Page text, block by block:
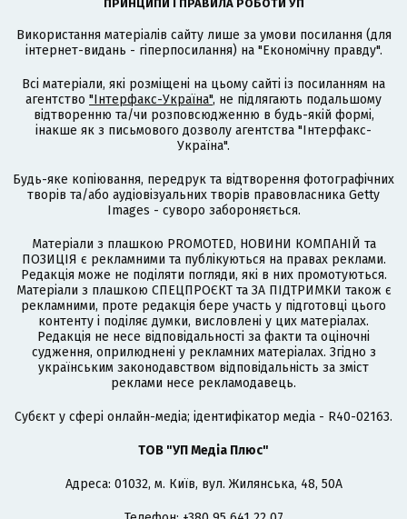
ПРИНЦИПИ І ПРАВИЛА РОБОТИ УП
Використання матеріалів сайту лише за умови посилання (для
інтернет-видань - гіперпосилання) на "Економічну правду".
Всі матеріали, які розміщені на цьому сайті із посиланням на
агентство "Інтерфакс-Україна", не підлягають подальшому
відтворенню та/чи розповсюдженню в будь-якій формі,
інакше як з письмового дозволу агентства "Інтерфакс-
Україна".
Будь-яке копіювання, передрук та відтворення фотографічних
творів та/або аудіовізуальних творів правовласника Getty
Images - суворо забороняється.
Матеріали з плашкою PROMOTED, НОВИНИ КОМПАНІЙ та
ПОЗИЦІЯ є рекламними та публікуються на правах реклами.
Редакція може не поділяти погляди, які в них промотуються.
Матеріали з плашкою СПЕЦПРОЄКТ та ЗА ПІДТРИМКИ також є
рекламними, проте редакція бере участь у підготовці цього
контенту і поділяє думки, висловлені у цих матеріалах.
Редакція не несе відповідальності за факти та оціночні
судження, оприлюднені у рекламних матеріалах. Згідно з
українським законодавством відповідальність за зміст
реклами несе рекламодавець.
Cубєкт у сфері онлайн-медіа; ідентифікатор медіа - R40-02163.
ТОВ "УП Медіа Плюс"
Адреса: 01032, м. Київ, вул. Жилянська, 48, 50А